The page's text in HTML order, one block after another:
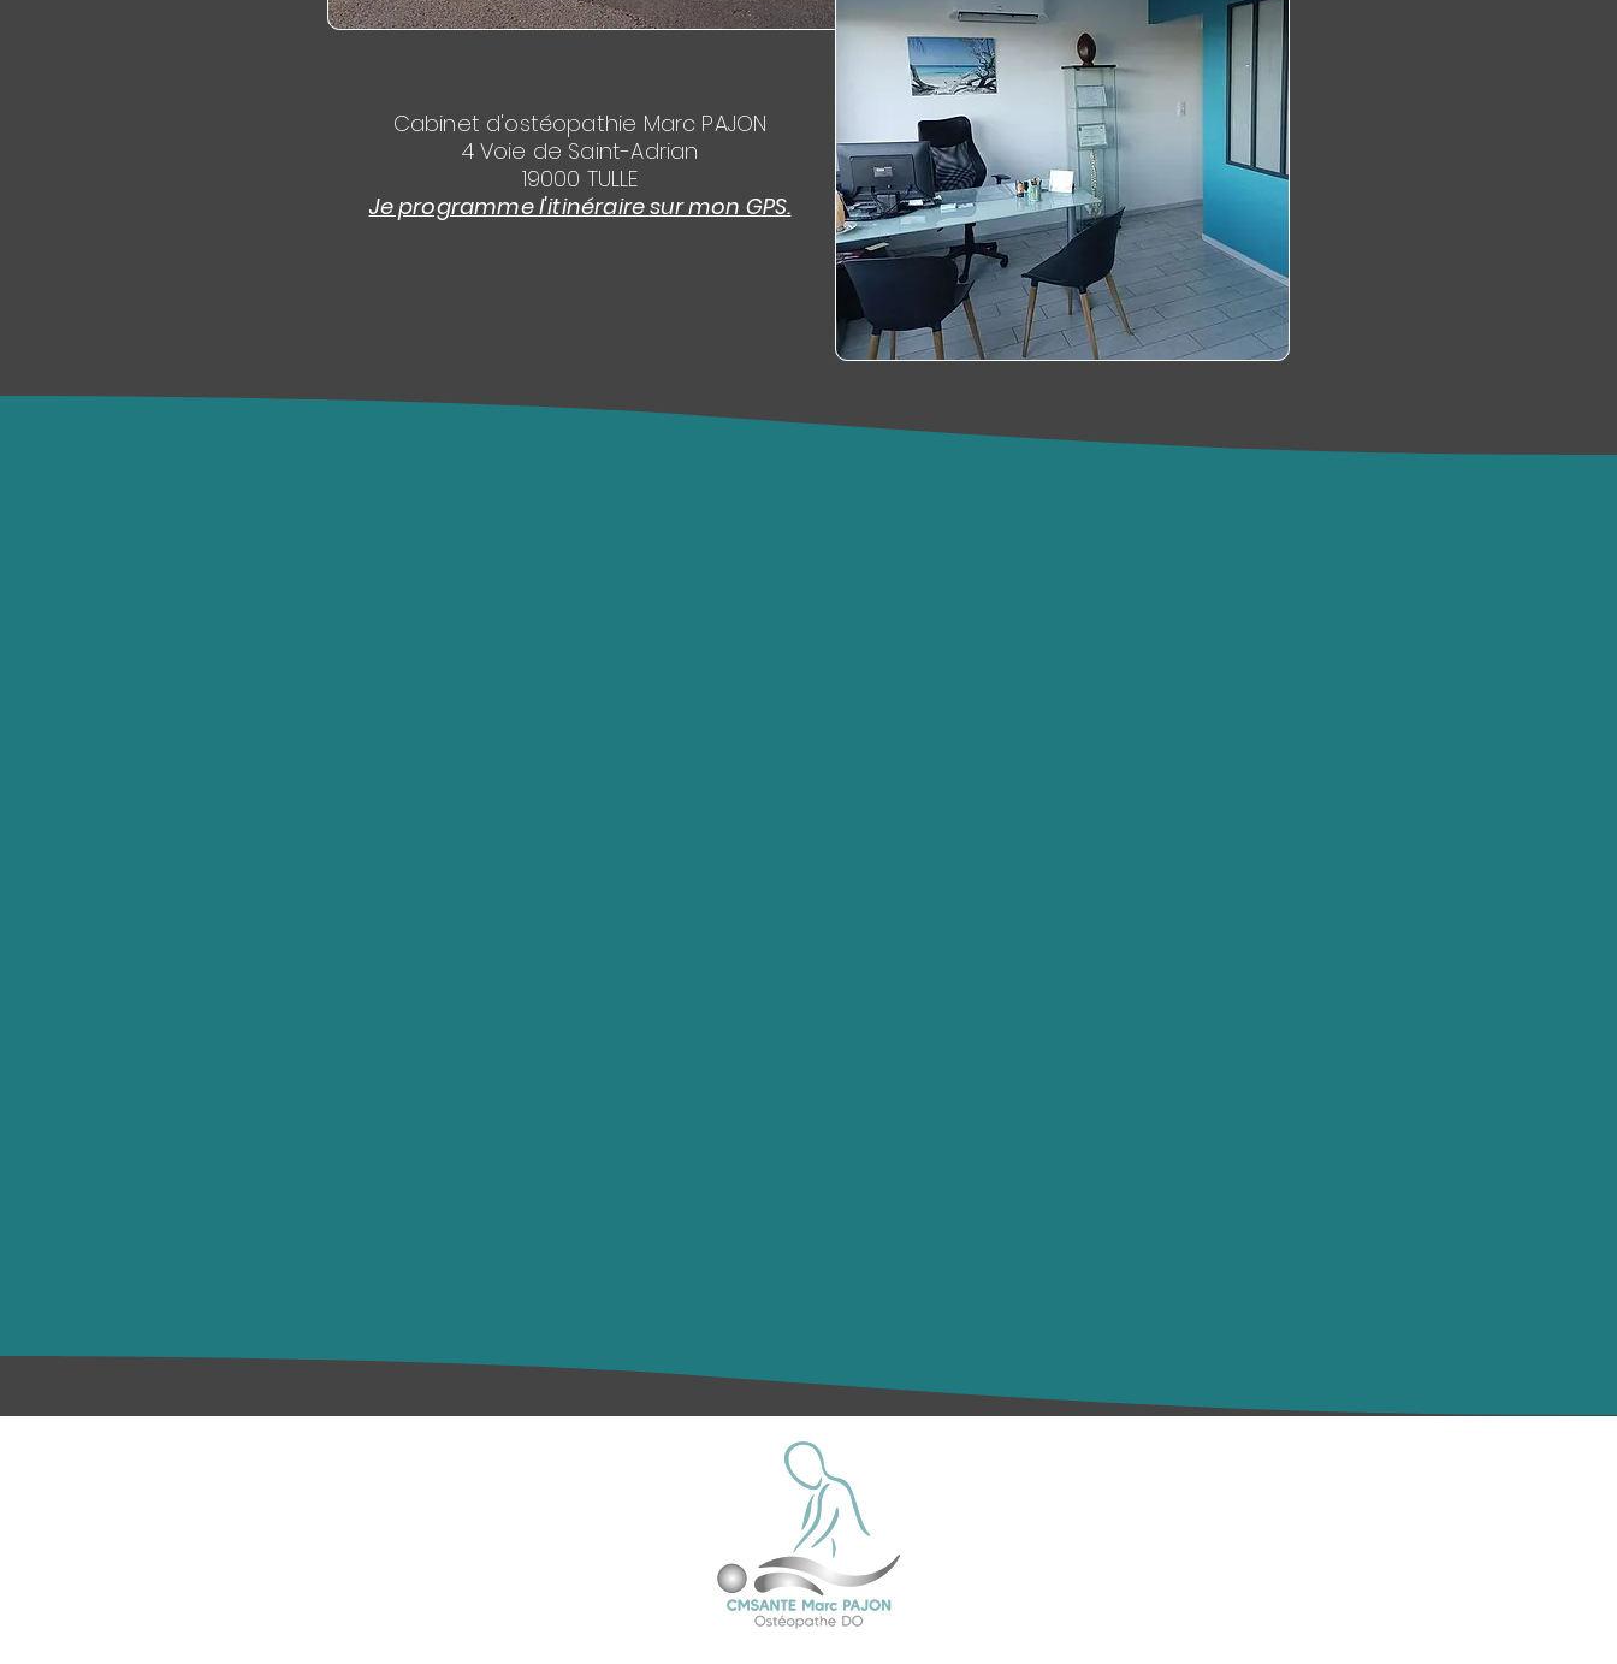
Cabinet d'ostéopathie Marc PAJON
4 Voie de Saint-Adrian
19000 TULLE
Je programme l'itinéraire sur mon GPS.